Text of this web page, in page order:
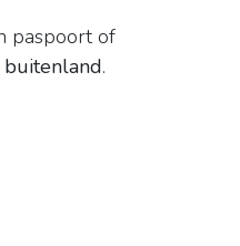
paspoort of
buitenland.